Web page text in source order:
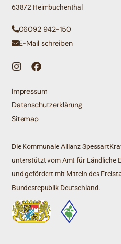
63872 Heimbuchenthal
06092 942-150
E-Mail schreiben
Impressum
Datenschutzerklärung
Sitemap
Die Kommunale Allianz
unterstützt vom Amt für Ländliche
und gefördert mit Mitteln des
Bundesrepublik Deutschland.